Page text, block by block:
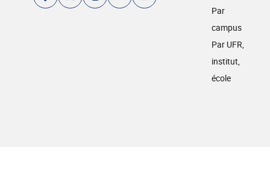
Par
campus
Par UFR,
institut,
école